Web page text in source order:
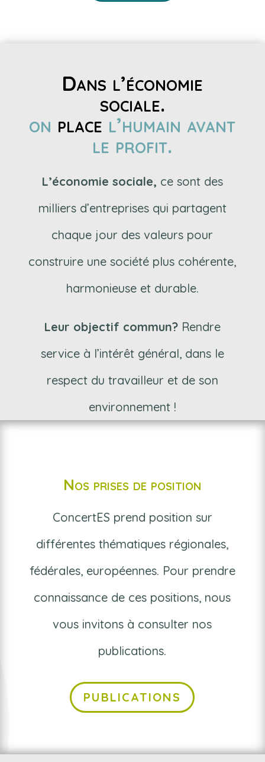
Dans l’économie
sociale.
on place l’humain avant
le profit.
L’économie sociale, ce sont des
milliers d’entreprises qui partagent
chaque jour des valeurs pour
construire une société plus cohérente,
harmonieuse et durable.
Leur objectif commun? Rendre
service à l’intérêt général, dans le
respect du travailleur et de son
environnement !
Nos prises de position
ConcertES prend position sur
différentes thématiques régionales,
fédérales, européennes. Pour prendre
connaissance de ces positions, nous
vous invitons à consulter nos
publications.
PUBLICATIONS